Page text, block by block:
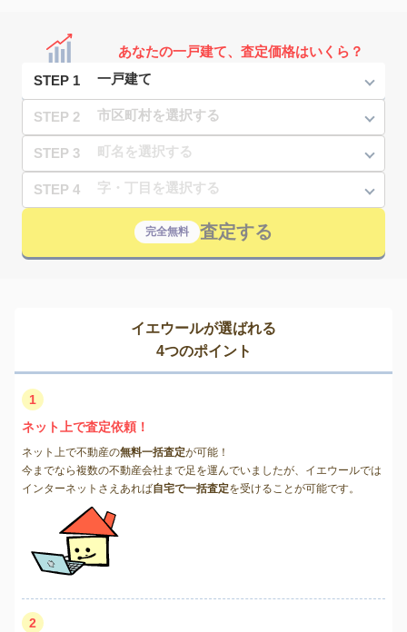
あなたの一戸建て、査定価格はいくら？
STEP 1
STEP 2
STEP 3
STEP 4
完全無料 査定する
イエウールが選ばれる
4つのポイント
1
ネット上で査定依頼！
ネット上で不動産の無料一括査定が可能！
今までなら複数の不動産会社まで足を運んでいましたが、イエウールでは
インターネットさえあれば自宅で一括査定を受けることが可能です。
2